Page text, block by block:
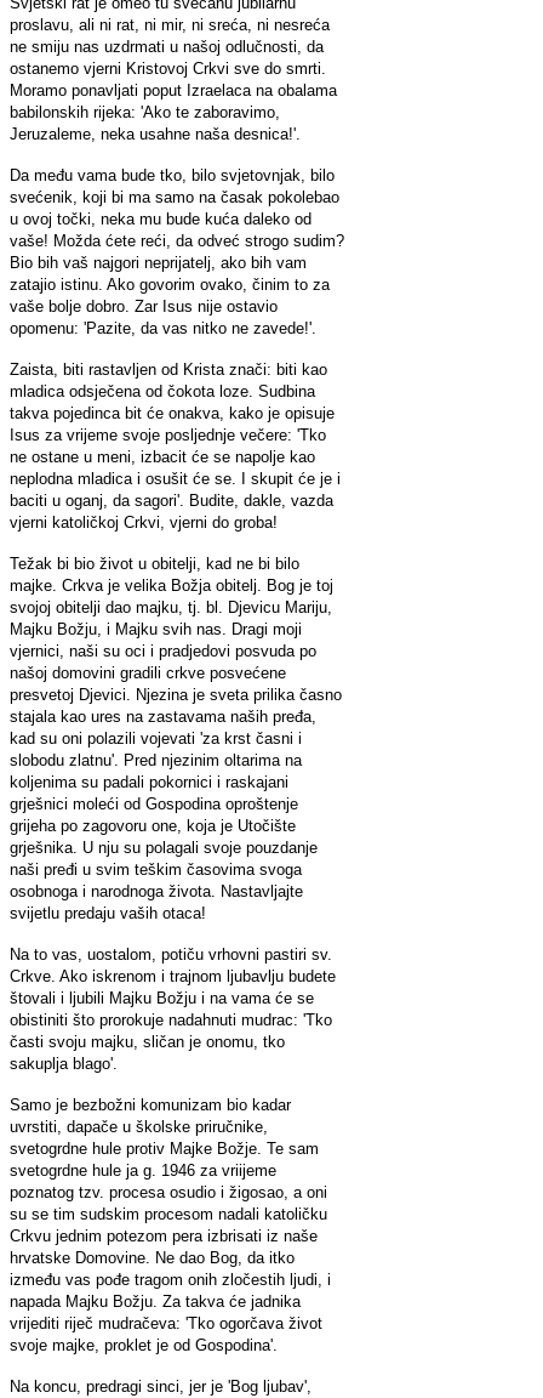
proslavu, ali ni rat, ni mir, ni sreća, ni nesreća
ne smiju nas uzdrmati u našoj odlučnosti, da
ostanemo vjerni Kristovoj Crkvi sve do smrti.
Moramo ponavljati poput Izraelaca na obalama
babilonskih rijeka: 'Ako te zaboravimo,
Jeruzaleme, neka usahne naša desnica!'.
Da među vama bude tko, bilo svjetovnjak, bilo
svećenik, koji bi ma samo na časak pokolebao
u ovoj točki, neka mu bude kuća daleko od
vaše! Možda ćete reći, da odveć strogo sudim?
Bio bih vaš najgori neprijatelj, ako bih vam
zatajio istinu. Ako govorim ovako, činim to za
vaše bolje dobro. Zar Isus nije ostavio
opomenu: 'Pazite, da vas nitko ne zavede!'.
Zaista, biti rastavljen od Krista znači: biti kao
mladica odsječena od čokota loze. Sudbina
takva pojedinca bit će onakva, kako je opisuje
Isus za vrijeme svoje posljednje večere: 'Tko
ne ostane u meni, izbacit će se napolje kao
neplodna mladica i osušit će se. I skupit će je i
baciti u oganj, da sagori'. Budite, dakle, vazda
vjerni katoličkoj Crkvi, vjerni do groba!
Težak bi bio život u obitelji, kad ne bi bilo
majke. Crkva je velika Božja obitelj. Bog je toj
svojoj obitelji dao majku, tj. bl. Djevicu Mariju,
Majku Božju, i Majku svih nas. Dragi moji
vjernici, naši su oci i pradjedovi posvuda po
našoj domovini gradili crkve posvećene
presvetoj Djevici. Njezina je sveta prilika časno
stajala kao ures na zastavama naših pređa,
kad su oni polazili vojevati 'za krst časni i
slobodu zlatnu'. Pred njezinim oltarima na
koljenima su padali pokornici i raskajani
grješnici moleći od Gospodina oproštenje
grijeha po zagovoru one, koja je Utočište
grješnika. U nju su polagali svoje pouzdanje
naši pređi u svim teškim časovima svoga
osobnoga i narodnoga života. Nastavljajte
svijetlu predaju vaših otaca!
Na to vas, uostalom, potiču vrhovni pastiri sv.
Crkve. Ako iskrenom i trajnom ljubavlju budete
štovali i ljubili Majku Božju i na vama će se
obistiniti što prorokuje nadahnuti mudrac: 'Tko
časti svoju majku, sličan je onomu, tko
sakuplja blago'.
Samo je bezbožni komunizam bio kadar
uvrstiti, dapače u školske priručnike,
svetogrdne hule protiv Majke Božje. Te sam
svetogrdne hule ja g. 1946 za vriijeme
poznatog tzv. procesa osudio i žigosao, a oni
su se tim sudskim procesom nadali katoličku
Crkvu jednim potezom pera izbrisati iz naše
hrvatske Domovine. Ne dao Bog, da itko
između vas pođe tragom onih zločestih ljudi, i
napada Majku Božju. Za takva će jadnika
vrijediti riječ mudračeva: 'Tko ogorčava život
svoje majke, proklet je od Gospodina'.
Na koncu, predragi sinci, jer je 'Bog ljubav',